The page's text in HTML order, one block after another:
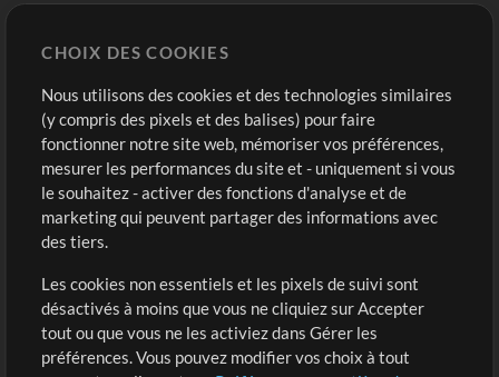
Modèles ProPresenter
Sons
Boutique
Acheter des crédits
Contenu gratuit
Extras
Sessions
Compte
Connexion
S'inscrire
CHOIX DES COOKIES
Nous utilisons des cookies et des technologies similaires
(y compris des pixels et des balises) pour faire
fonctionner notre site web, mémoriser vos préférences,
mesurer les performances du site et - uniquement si vous
le souhaitez - activer des fonctions d'analyse et de
marketing qui peuvent partager des informations avec
des tiers.
Les cookies non essentiels et les pixels de suivi sont
désactivés à moins que vous ne cliquiez sur Accepter
tout ou que vous ne les activiez dans Gérer les
préférences. Vous pouvez modifier vos choix à tout